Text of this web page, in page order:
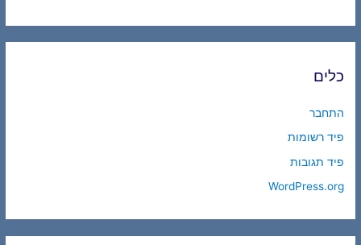
כלים
התחבר
פיד רשומות
פיד תגובות
WordPress.org